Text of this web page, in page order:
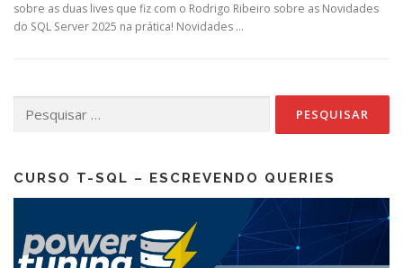
sobre as duas lives que fiz com o Rodrigo Ribeiro sobre as Novidades
do SQL Server 2025 na prática! Novidades …
por:
CURSO T-SQL – ESCREVENDO QUERIES